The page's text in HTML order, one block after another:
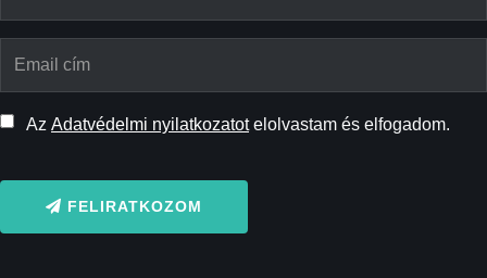
Az Adatvédelmi nyilatkozatotelolvastam és elfogadom.
FELIRATKOZOM